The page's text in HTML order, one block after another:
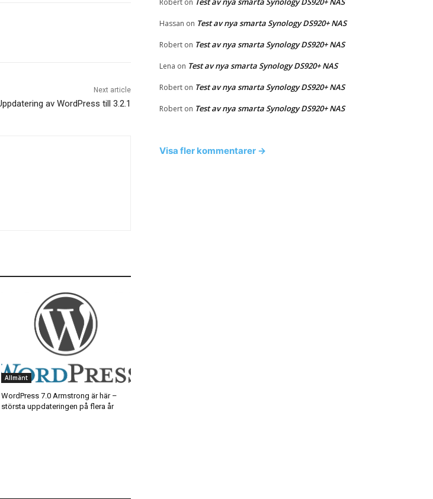
Next article
av WordPress till 3.2.1
Allmänt
WordPress 7.0 Armstrong är här –
största uppdateringen på flera år
Robert on
Hassan on Test av nya smarta Synology DS920+ NAS
Robert on Test av nya smarta Synology DS920+ NAS
Lena on Test av nya smarta Synology DS920+ NAS
Robert on Test av nya smarta Synology DS920+ NAS
Robert on Test av nya smarta Synology DS920+ NAS
Visa fler kommentarer →